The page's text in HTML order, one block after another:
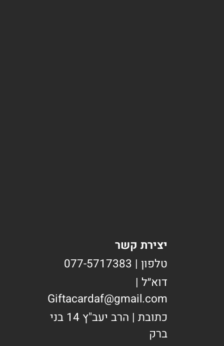
יצירת קשר
טלפון | 077-5717383
דוא״ל |
Giftacardaf@gmail.com
כתובת | הרב יעב"ץ 14 בני
ברק